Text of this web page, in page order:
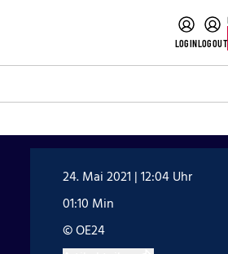
LOGINLOGOUT
24. Mai 2021 | 12:04 Uhr
01:10 Min
© OE24